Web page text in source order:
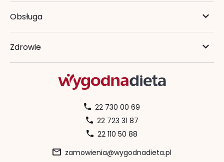
Obsługa
Zdrowie
22 730 00 69
22 723 31 87
22 110 50 88
zamowienia@wygodnadieta.pl